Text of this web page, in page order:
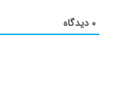
۰ دیدگاه